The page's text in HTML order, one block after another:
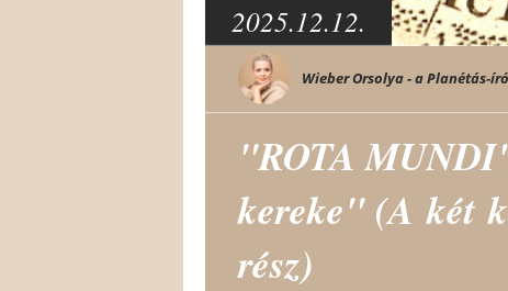
2025.12.12.
Wieber Orsolya - a Planétás-író
"ROTA
kereke" (A két
rész)